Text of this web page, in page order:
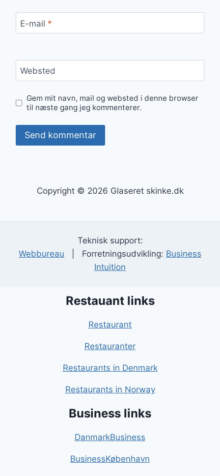
E-mail *
Websted
Gem mit navn, mail og websted i denne browser
til næste gang jeg kommenterer.
Copyright © 2026 Glaseret skinke.dk
Teknisk support:
Webbureau | Forretningsudvikling: Business
Intuition
Restauant links
Restaurant
Restauranter
Restaurants in Denmark
Restaurants in Norway
Business links
DanmarkBusiness
BusinessKøbenhavn